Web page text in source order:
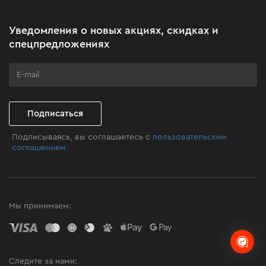
Клуб мастерства
Уведомления о новых акциях, скидках и
спецпредложениях
Подписаться
Подписываясь, вы соглашаетесь с пользовательским
соглашением
Мы принимаем:
Следите за нами: